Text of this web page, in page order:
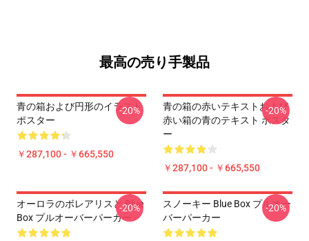
最高の売り手製品
青の箱および円形のイラスト
ポスター
￥287,100 - ￥665,550
-20%
青の箱の赤いテキストおよび
赤い箱の青のテキスト ポスタ
ー
￥287,100 - ￥665,550
-20%
オーロラのボレアリスと Blue
Box プルオーバーパーカー
-20%
スノーキー Blue Box プルオー
バーパーカー
-20%